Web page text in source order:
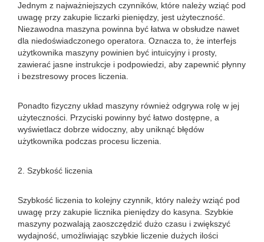
Jednym z najważniejszych czynników, które należy wziąć pod
uwagę przy zakupie liczarki pieniędzy, jest użyteczność.
Niezawodna maszyna powinna być łatwa w obsłudze nawet
dla niedoświadczonego operatora. Oznacza to, że interfejs
użytkownika maszyny powinien być intuicyjny i prosty,
zawierać jasne instrukcje i podpowiedzi, aby zapewnić płynny
i bezstresowy proces liczenia.
Ponadto fizyczny układ maszyny również odgrywa rolę w jej
użyteczności. Przyciski powinny być łatwo dostępne, a
wyświetlacz dobrze widoczny, aby uniknąć błędów
użytkownika podczas procesu liczenia.
2. Szybkość liczenia
Szybkość liczenia to kolejny czynnik, który należy wziąć pod
uwagę przy zakupie licznika pieniędzy do kasyna. Szybkie
maszyny pozwalają zaoszczędzić dużo czasu i zwiększyć
wydajność, umożliwiając szybkie liczenie dużych ilości